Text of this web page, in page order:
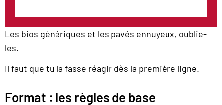
Les bios génériques et les pavés ennuyeux, oublie-
les.
Il faut que tu la fasse réagir dès la première ligne.
Format : les règles de base